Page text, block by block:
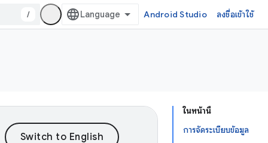
/ Android Studio ลงชื่อเข้าใช้
ในหน้านี้
การจัดระเบียบข้อมูล